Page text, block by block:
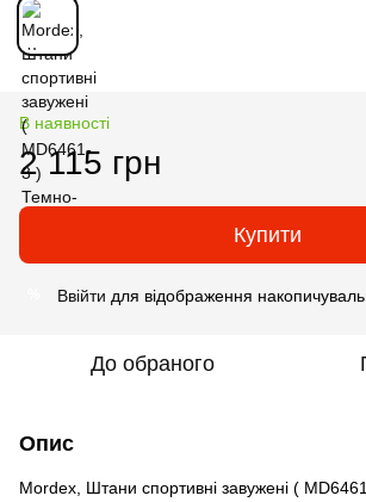
В наявності
2 115 грн
Купити
Ввійти для відображення
До обраного
Опис
Mordex, Штани спортивні завужені (